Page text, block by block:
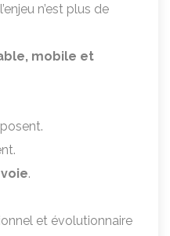
n’est plus de
mobile et
.
et évolutionnaire